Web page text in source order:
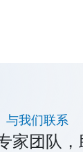
与我们联系
家团队